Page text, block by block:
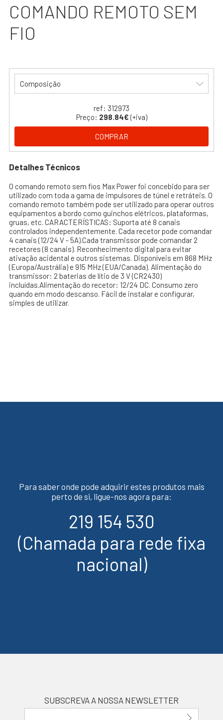
COMANDO REMOTO SEM
FIO
Composição
ref: 312973
Preço: 298.84€ (+iva)
COMPRAR
Detalhes Técnicos
O comando remoto sem fios Max Power foi concebido para ser
utilizado com toda a gama de impulsores de túnel e retráteis. O
comando remoto também pode ser utilizado para operar outros
equipamentos a bordo como guinchos elétricos, plataformas,
gruas, etc. CARACTERÍSTICAS: Suporta até 8 canais
controlados independentemente. Cada recetor pode comandar
4 canais (12/24 V - 5A).Cada transmissor pode comandar 2
recetores (8 canais). Reconhecimento digital para evitar
ativação acidental e outros sistemas. Disponíveis em 868 MHz
(Europa/Austrália) e 915 MHz (EUA/Canada). Alimentação do
transmissor: 2 baterias de lítio de 3 V (CR2430)
incluídas.Alimentação do recetor: 12/24 DC. Consumo zero
quando em modo descanso. Fácil de instalar e configurar,
simples de utilizar.
Para saber onde pode adquirir estes produtos mais
perto de si, ligue-nos agora para:
219 154 530
(Chamada para rede fixa
nacional)
SUBSCREVA A NOSSA NEWSLETTER